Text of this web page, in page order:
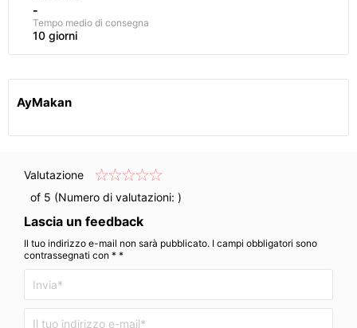
-
Tempo medio di consegna
10 giorni
AyMakan
Valutazione
of 5 (Numero di valutazioni: )
Lascia un feedback
Il tuo indirizzo e-mail non sarà pubblicato. I campi obbligatori sono
contrassegnati con * *